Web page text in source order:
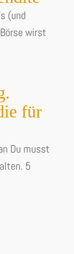
(und
wirst
für
Du musst
5